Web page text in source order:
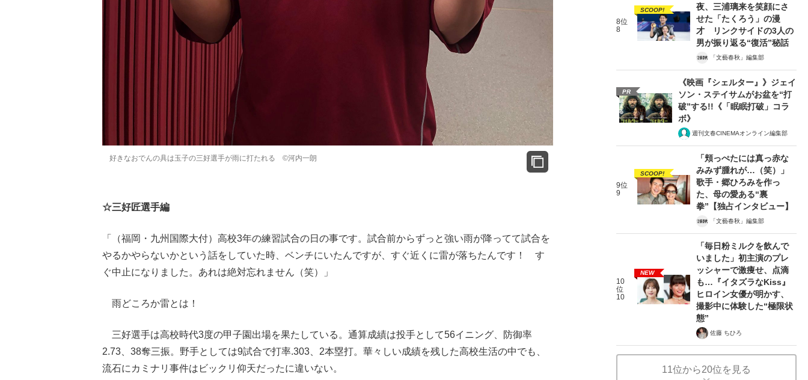
好きなおでんの具は玉子の三好選手が雨に打たれる ©河内一朗
☆三好匠選手編
「（福岡・九州国際大付）高校3年の練習試合の日の事です。試合前からずっと強い雨が降ってて試合を
やるかやらないかという話をしていた時、ベンチにいたんですが、すぐ近くに雷が落ちたんです！ す
ぐ中止になりました。あれは絶対忘れません（笑）」
雨どころか雷とは！
三好選手は高校時代3度の甲子園出場を果たしている。通算成績は投手として56イニング、防御率
2.73、38奪三振。野手としては9試合で打率.303、2本塁打。華々しい成績を残した高校生活の中でも、
流石にカミナリ事件はビックリ仰天だったに違いない。
8位
8
SCOOP!
夜、三浦璃来を笑顔にさ
せた「たくろう」の漫
才 リンクサイドの3人の
男が振り返る“復活”秘話
「文藝春秋」編集部
PR
《映画『シェルター』》ジェイ
ソン・ステイサムがお盆を“打
破”する!!《「眠眠打破」コラ
ボ》
週刊文春CINEMAオンライン編集部
9位
9
SCOOP!
「頬っぺたには真っ赤な
みみず腫れが…（笑）」
歌手・郷ひろみを作っ
た、母の愛ある“裏
拳”【独占インタビュー】
「文藝春秋」編集部
10
位
10
NEW
「毎日粉ミルクを飲んで
いました」初主演のプレ
ッシャーで激痩せ、点滴
も…『イタズラなKiss』
ヒロイン女優が明かす、
撮影中に体験した“極限状
態”
佐藤 ちひろ
11位から20位を見る